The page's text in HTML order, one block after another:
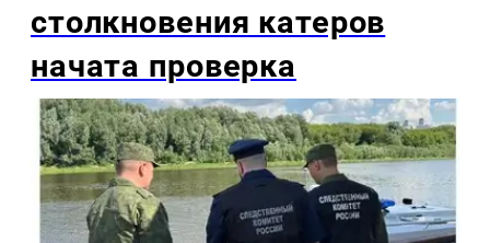
столкновения катеров
начата проверка